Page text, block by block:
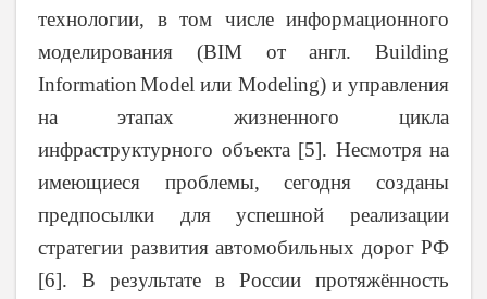
технологии, в том числе информационного
моделирования (BIMот англ. Building
Information Model или Modeling) и управления
на этапах жизненного цикла
инфраструктурного объекта [5]. Несмотря на
имеющиеся проблемы, сегодня созданы
предпосылки для успешной реализации
стратегии развития автомобильных дорог РФ
[6]. В результате в России протяжённость